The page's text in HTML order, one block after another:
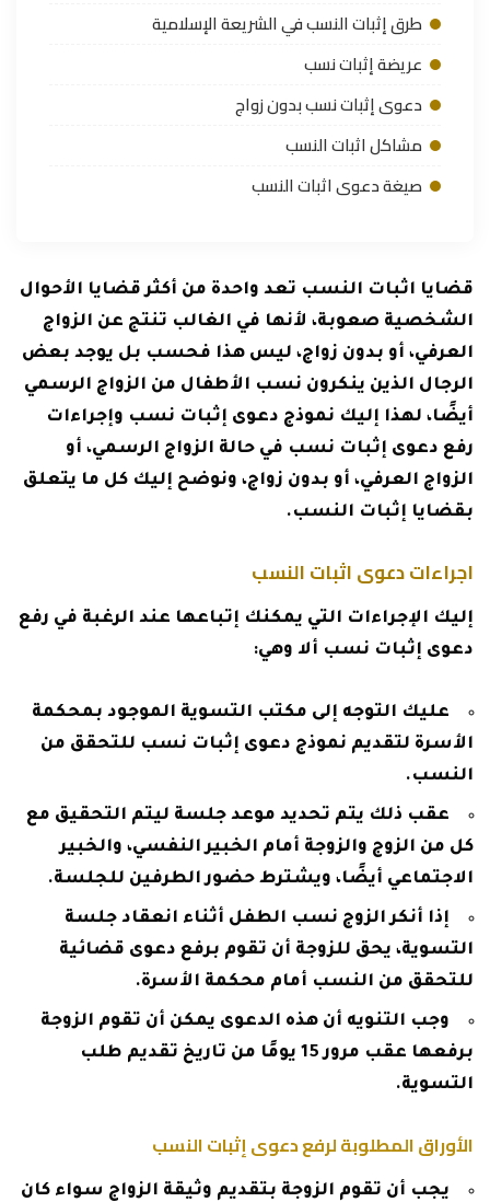
طرق إثبات النسب في الشريعة الإسلامية
عريضة إثبات نسب
دعوى إثبات نسب بدون زواج
مشاكل اثبات النسب
صيغة دعوى اثبات النسب
قضايا اثبات النسب تعد واحدة من أكثر قضايا الأحوال
الشخصية صعوبة، لأنها في الغالب تنتج عن الزواج
العرفي، أو بدون زواج، ليس هذا فحسب بل يوجد بعض
الرجال الذين ينكرون نسب الأطفال من الزواج الرسمي
أيضًا، لهذا إليك نموذج دعوى إثبات نسب وإجراءات
رفع دعوى إثبات نسب في حالة الزواج الرسمي، أو
الزواج العرفي، أو بدون زواج، ونوضح إليك كل ما يتعلق
بقضايا إثبات النسب.
اجراءات دعوى اثبات النسب
إليك الإجراءات التي يمكنك إتباعها عند الرغبة في رفع
دعوى إثبات نسب ألا وهي:
عليك التوجه إلى مكتب التسوية الموجود بمحكمة
الأسرة لتقديم نموذج دعوى إثبات نسب للتحقق من
النسب.
عقب ذلك يتم تحديد موعد جلسة ليتم التحقيق مع
كل من الزوج والزوجة أمام الخبير النفسي، والخبير
الاجتماعي أيضًا، ويشترط حضور الطرفين للجلسة.
إذا أنكر الزوج نسب الطفل أثناء انعقاد جلسة
التسوية، يحق للزوجة أن تقوم برفع دعوى قضائية
للتحقق من النسب أمام محكمة الأسرة.
وجب التنويه أن هذه الدعوى يمكن أن تقوم الزوجة
برفعها عقب مرور 15 يومًا من تاريخ تقديم طلب
التسوية.
الأوراق المطلوبة لرفع دعوى إثبات النسب
يجب أن تقوم الزوجة بتقديم وثيقة الزواج سواء كان